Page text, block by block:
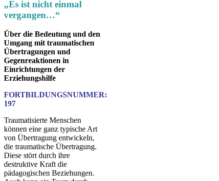
„Es ist nicht einmal
vergangen…“
Über die Bedeutung und den
Umgang mit traumatischen
Übertragungen und
Gegenreaktionen in
Einrichtungen der
Erziehungshilfe
FORTBILDUNGSNUMMER:
197
Traumatisierte Menschen
können eine ganz typische Art
von Übertragung entwickeln,
die traumatische Übertragung.
Diese stört durch ihre
destruktive Kraft die
pädagogischen Beziehungen.